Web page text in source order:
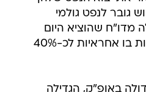
גובר לנפט גולמי
מדו"ח שהוציא היום
הארגון שהמדינות החברות בו אחראיות לכ-40%
באופ"ק, הגדילה